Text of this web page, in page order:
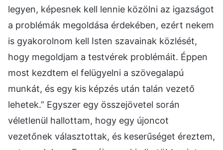
legyen, képesnek kell lennie közölni az igazságot
a problémák megoldása érdekében, ezért nekem
is gyakorolnom kell Isten szavainak közlését,
hogy megoldjam a testvérek problémáit. Éppen
most kezdtem el felügyelni a szövegalapú
munkát, és egy kis képzés után talán vezető
lehetek.” Egyszer egy összejövetel során
véletlenül hallottam, hogy egy újoncot
vezetőnek választottak, és keserűséget éreztem,